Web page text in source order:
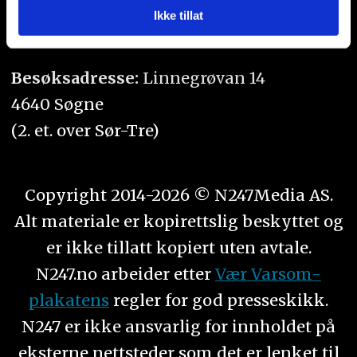
med annen informasjon du har gjort tilgjengelig for dem,
eller som de har samlet inn gjennom din bruk av
tjenestene deres.
Ikke tillat
Orgnr. 934 218 043
Besøksadresse: Linnegrøvan 14
4640 Søgne
(2. et. over Sør-Tre)
Copyright 2014-2026 © N247Media AS.
Alt materiale er kopirettslig beskyttet og
er ikke tillatt kopiert uten avtale.
N247.no arbeider etter Vær Varsom-
plakatens regler for god presseskikk.
N247 er ikke ansvarlig for innholdet på
eksterne nettsteder som det er lenket til